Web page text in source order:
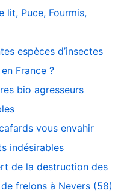
lit, Puce, Fourmis,
espèces d’insectes
France ?
bio agresseurs
vous envahir
indésirables
de la destruction des
frelons à Nevers (58)